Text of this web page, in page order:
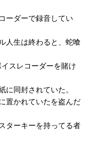
ーダーで録音してい
人生は終わると、蛇喰
スレコーダーを賭け
に同封されていた。
置かれていたを盗んだ
ターキーを持ってる者